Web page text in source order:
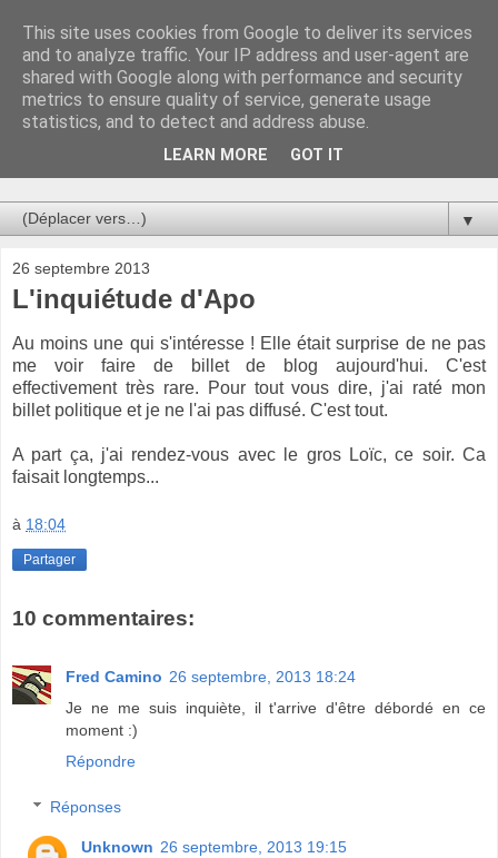
Au bistro !
La connerie étant le seul chemin susceptible de nous faire
entrevoir une parcelle de vérité, utilisons la par des moyens
de communication efficaces. Le temps qu'on remplisse nos
▼
26 septembre 2013
L'inquiétude d'Apo
Au moins une qui s'intéresse ! Elle était surprise de ne pas
me voir faire de billet de blog aujourd'hui. C'est
effectivement très rare. Pour tout vous dire, j'ai raté mon
billet politique et je ne l'ai pas diffusé. C'est tout.
A part ça, j'ai rendez-vous avec le gros Loïc, ce soir. Ca
faisait longtemps...
à 18:04
Partager
10 commentaires:
Fred Camino 26 septembre, 2013 18:24
Je ne me suis inquiète, il t'arrive d'être débordé en ce
moment :)
Répondre
Réponses
Unknown 26 septembre, 2013 19:15
This site uses cookies from Google to deliver its services
and to analyze traffic. Your IP address and user-agent are
shared with Google along with performance and security
metrics to ensure quality of service, generate usage
statistics, and to detect and address abuse.
LEARN MORE GOT IT